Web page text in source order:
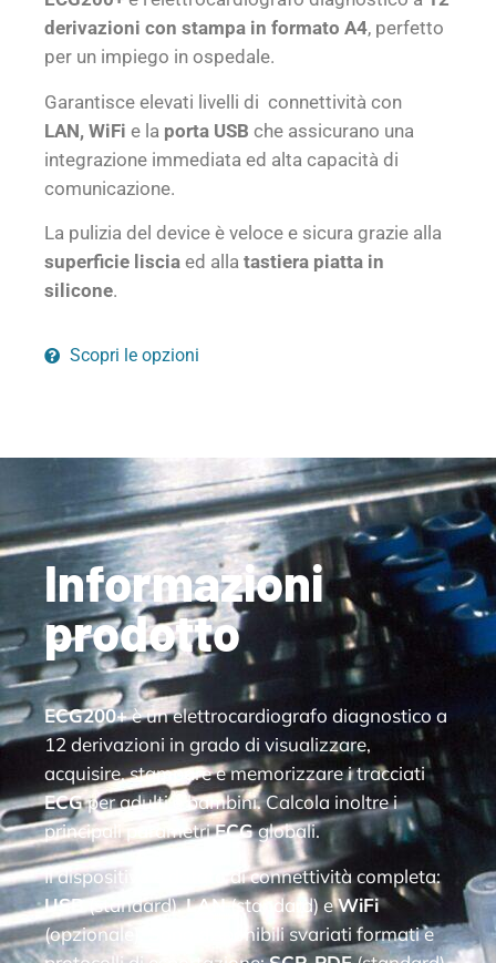
derivazioni con stampa in formato A4, perfetto
per un impiego in ospedale.
Garantisce elevati livelli di connettività con
LAN, WiFi e la porta USB che assicurano una
integrazione immediata ed alta capacità di
comunicazione.
La pulizia del device è veloce e sicura grazie alla
superficie liscia ed alla tastiera piatta in
silicone.
Scopri le opzioni
Informazioni
prodotto
ECG200+è un elettrocardiografo diagnostico a
12 derivazioni in grado di visualizzare,
acquisire, stampare e memorizzare i tracciati
ECGper adulti e bambini. Calcola inoltre i
principali parametriECGglobali.
Il dispositivo è dotato di connettività completa:
USB(standard),LAN(standard) eWiFi
(opzionale). Sono disponibili svariati formati e